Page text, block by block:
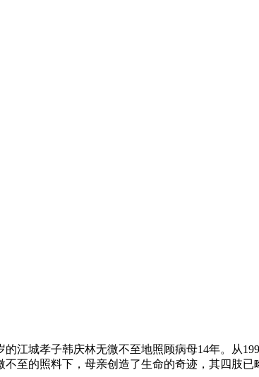
江城孝子韩庆林无微不至地照顾病母14年。从
至的照料下，母亲创造了生命的奇迹，其四肢